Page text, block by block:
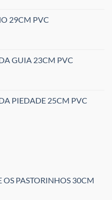
29CM PVC
GUIA 23CM PVC
PIEDADE 25CM PVC
PASTORINHOS 30CM